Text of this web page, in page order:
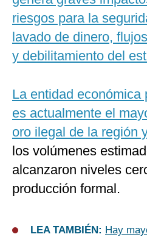
riesgos para la
lavado de dinero,
y debilitamiento del
La entidad económica
es actualmente el
oro ilegal de la región
los volúmenes
alcanzaron niveles
producción formal.
LEA TAMBIÉN: Hay